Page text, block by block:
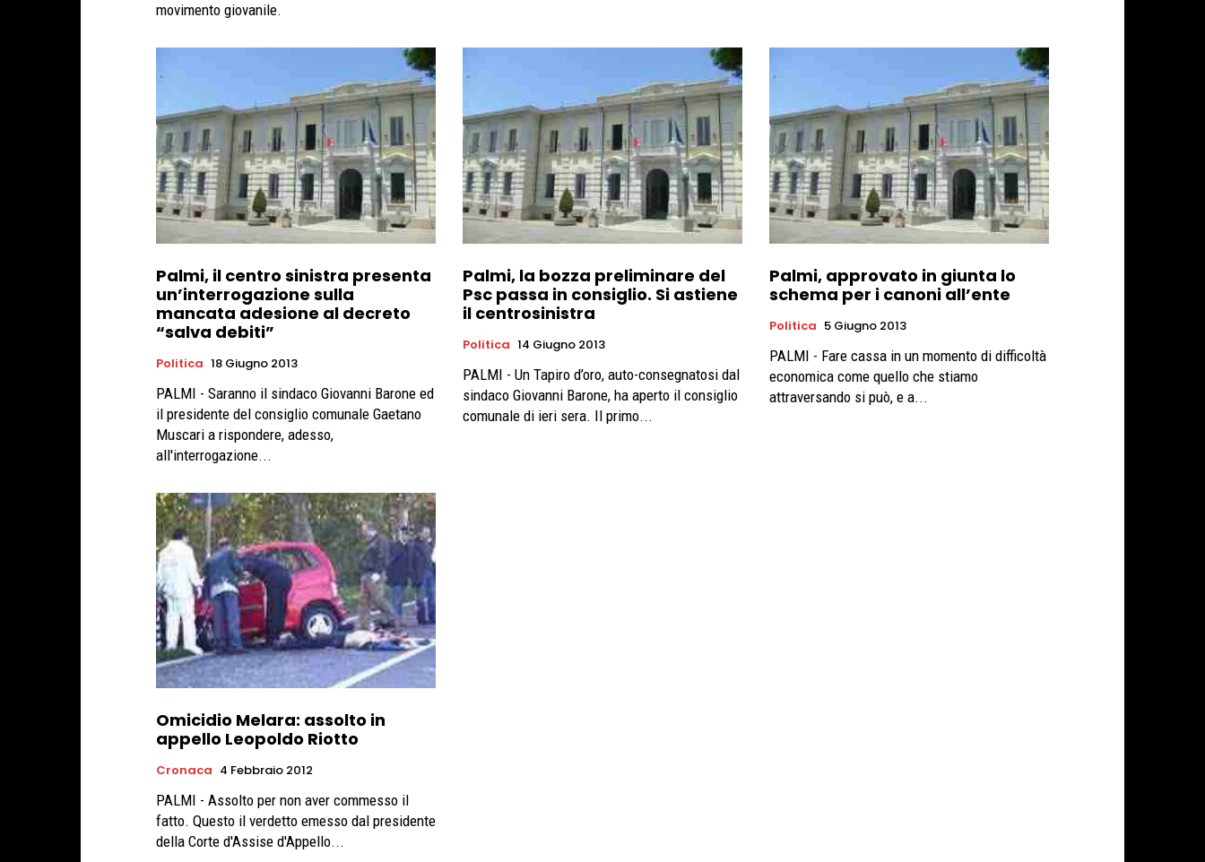
movimento giovanile.
Palmi, il centro sinistra presenta
un’interrogazione sulla
mancata adesione al decreto
“salva debiti”
Politica 18 Giugno 2013
PALMI - Saranno il sindaco Giovanni Barone ed
il presidente del consiglio comunale Gaetano
Muscari a rispondere, adesso,
all'interrogazione...
Palmi, la bozza preliminare del
Psc passa in consiglio. Si astiene
il centrosinistra
Politica 14 Giugno 2013
PALMI - Un Tapiro d’oro, auto-consegnatosi dal
sindaco Giovanni Barone, ha aperto il consiglio
comunale di ieri sera. Il primo...
Palmi, approvato in giunta lo
schema per i canoni all’ente
Politica 5 Giugno 2013
PALMI - Fare cassa in un momento di difficoltà
economica come quello che stiamo
attraversando si può, e a...
Omicidio Melara: assolto in
appello Leopoldo Riotto
Cronaca 4 Febbraio 2012
PALMI - Assolto per non aver commesso il
fatto. Questo il verdetto emesso dal presidente
della Corte d'Assise d'Appello...